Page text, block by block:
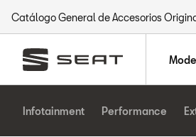
Catálogo General de Accesorios
Infotainment Performance